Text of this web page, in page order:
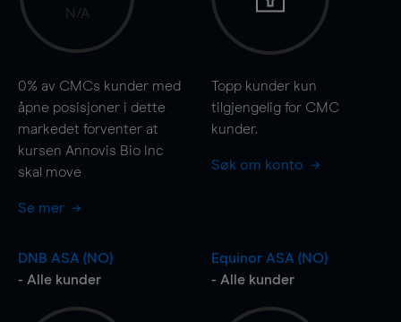
N/A
0% av CMCs kunder med
åpne posisjoner i dette
markedet forventer at
kursen Annovis Bio Inc
skal move
Se mer
Topp kunder kun
tilgjengelig for CMC
kunder.
Søk om konto
DNB ASA (NO)
- Alle kunder
Equinor ASA (NO)
- Alle kunder